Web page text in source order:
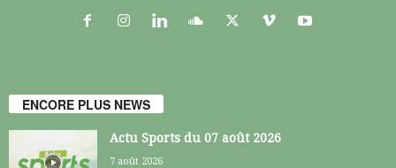
ENCORE PLUS NEWS
Actu Sports du 07 août 2026
7 août 2026